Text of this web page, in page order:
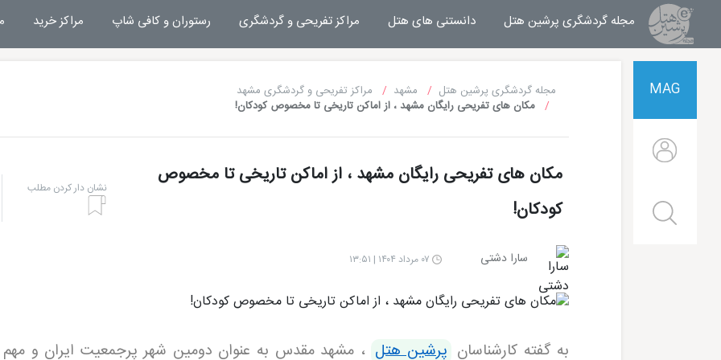
مجله گردشگری پرشین هتل مجله خبری پرشین هتل
دانستنی های هتل مراکز تفریحی و گردشگری رستوران و کافی شاپ مراکز خرید
MAG مجله گردشگری پرشین هتل مشهد
مراکز تفریحی و گردشگری مشهد
مکان های تفریحی رایگان مشهد ، از اماکن تاریخی تا مخصوص کودکان!
مکان های تفریحی رایگان مشهد ، از اماکن تاریخی تا مخصوص
کودکان!
نشان دار کردن مطلب
سارا دشتی ۰۷ مرداد ۱۴۰۴ | ۱۳:۵۱
به گفته کارشناسان پرشین هتل ، مشهد مقدس به عنوان دومین شهر پرجمعیت ایران و مهم
هتل الماس 2 مشهد هتل بشری مشهد